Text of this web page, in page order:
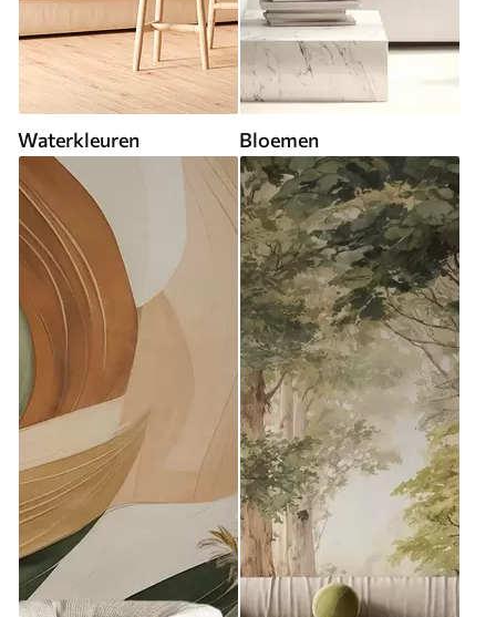
Waterkleuren Bloemen